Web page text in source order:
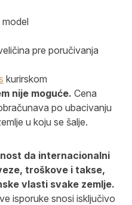
model
pre poručivanja
kurirskom
nije moguće. Cena
po ubacivanju
u koju se šalje.
da internacionalni
troškove i takse,
vlasti svake zemlje.
isporuke snosi isključivo